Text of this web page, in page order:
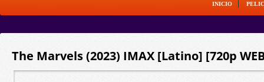
INICIO
The Marvels (2023) IMAX [Latino] [720p